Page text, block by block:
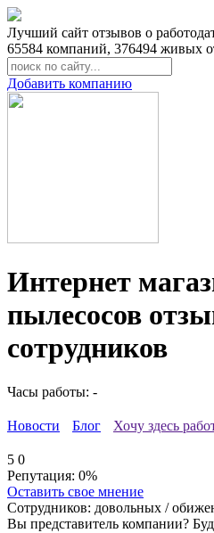
Лучший сайт отзывов о
65584 компаний, 376494 живых
Добавить компанию
Интернет
пылесосов
сотрудников
Часы работы: -
Новости Блог Хочу здесь
5 0
Репутация: 0%
Оставить свое мнение
Сотрудников: довольных /
Вы представитель компании?